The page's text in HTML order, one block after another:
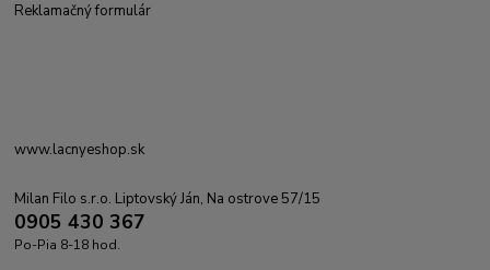
Reklamačný formulár
www.lacnyeshop.sk
Milan Filo s.r.o. Liptovský Ján, Na ostrove 57/15
0905 430 367
Po-Pia 8-18 hod.